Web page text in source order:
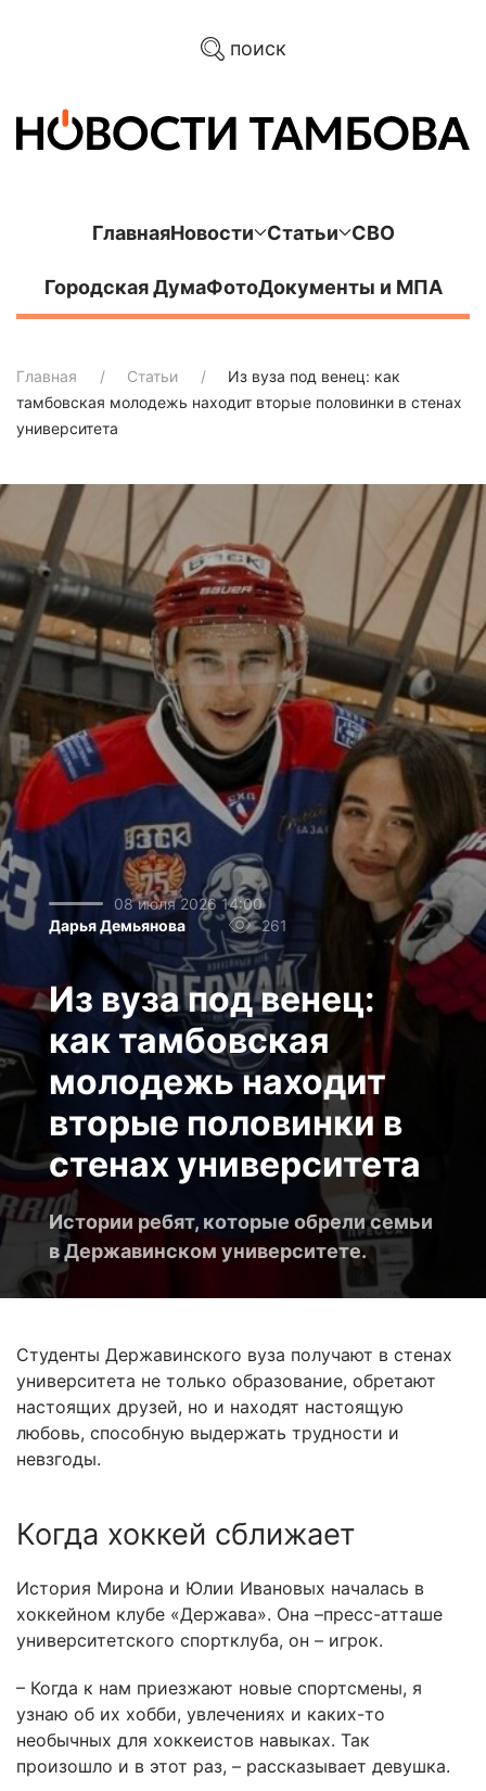
поиск
ГлавнаяНовости Статьи СВО
Городская ДумаФотоДокументы и МПА
Главная Статьи
Из вуза под венец: как
тамбовская молодежь находит вторые половинки в стенах
университета
08 июля 2026 14:00
Дарья Демьянова
261
Из вуза под венец:
как тамбовская
молодежь находит
вторые половинки в
стенах университета
Истории ребят, которые обрели семьи
в Державинском университете.
Студенты Державинского вуза получают в стенах
университета не только образование, обретают
настоящих друзей, но и находят настоящую
любовь, способную выдержать трудности и
невзгоды.
Когда хоккей сближает
История Мирона и Юлии Ивановых началась в
хоккейном клубе «Держава». Она –пресс-атташе
университетского спортклуба, он – игрок.
– Когда к нам приезжают новые спортсмены, я
узнаю об их хобби, увлечениях и каких-то
необычных для хоккеистов навыках. Так
произошло и в этот раз, – рассказывает девушка.